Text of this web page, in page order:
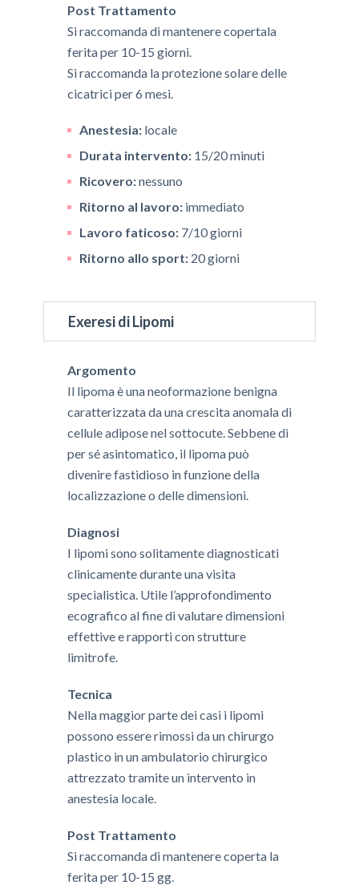
Post Trattamento
​Si raccomanda di mantenere copertala
ferita per 10-15 giorni.
Si raccomanda la protezione solare delle
cicatrici per 6 mesi.
Anestesia: locale
Durata intervento: 15/20 minuti
Ricovero:nessuno
Ritorno al lavoro: immediato
Lavoro faticoso: 7/10 giorni
Ritorno allo sport: 20 giorni
Exeresi di Lipomi
Argomento
​Il lipoma è una neoformazione benigna
caratterizzata da una crescita anomala di
cellule adipose nel sottocute. Sebbene di
per sé asintomatico, il lipoma può
divenire fastidioso in funzione della
localizzazione o delle dimensioni.
Diagnosi
​I lipomi sono solitamente diagnosticati
clinicamente durante una visita
specialistica. Utile l’approfondimento
ecografico al fine di valutare dimensioni
effettive e rapporti con strutture
limitrofe.
Tecnica
​Nella maggior parte dei casi i lipomi
possono essere rimossi da un chirurgo
plastico in un ambulatorio chirurgico
attrezzato tramite un intervento in
anestesia locale.
Post Trattamento
​​Si raccomanda di mantenere coperta la
ferita per 10-15 gg.